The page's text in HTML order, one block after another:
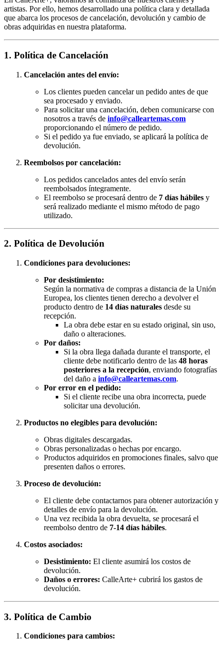
artistas. Por ello, hemos desarrollado una política clara y detallada
que abarca los procesos de cancelación, devolución y cambio de
obras adquiridas en nuestra plataforma.
1. Política de Cancelación
Cancelación antes del envío:
Los clientes pueden cancelar un pedido antes de que
sea procesado y enviado.
Para solicitar una cancelación, deben comunicarse con
nosotros a través de info@calleartemas.com
proporcionando el número de pedido.
Si el pedido ya fue enviado, se aplicará la política de
devolución.
Reembolsos por cancelación:
Los pedidos cancelados antes del envío serán
reembolsados íntegramente.
El reembolso se procesará dentro de 7 días hábiles y
será realizado mediante el mismo método de pago
utilizado.
2. Política de Devolución
Condiciones para devoluciones:
Por desistimiento:
Según la normativa de compras a distancia de la Unión
Europea, los clientes tienen derecho a devolver el
producto dentro de 14 días naturales desde su
recepción.
La obra debe estar en su estado original, sin uso,
daño o alteraciones.
Por daños:
Si la obra llega dañada durante el transporte, el
cliente debe notificarlo dentro de las 48 horas
posteriores a la recepción, enviando fotografías
del daño a info@calleartemas.com.
Por error en el pedido:
Si el cliente recibe una obra incorrecta, puede
solicitar una devolución.
Productos no elegibles para devolución:
Obras digitales descargadas.
Obras personalizadas o hechas por encargo.
Productos adquiridos en promociones finales, salvo que
presenten daños o errores.
Proceso de devolución:
El cliente debe contactarnos para obtener autorización y
detalles de envío para la devolución.
Una vez recibida la obra devuelta, se procesará el
reembolso dentro de 7-14 días hábiles.
Costos asociados:
Desistimiento: El cliente asumirá los costos de
devolución.
Daños o errores: CalleArte+ cubrirá los gastos de
devolución.
3. Política de Cambio
Condiciones para cambios: